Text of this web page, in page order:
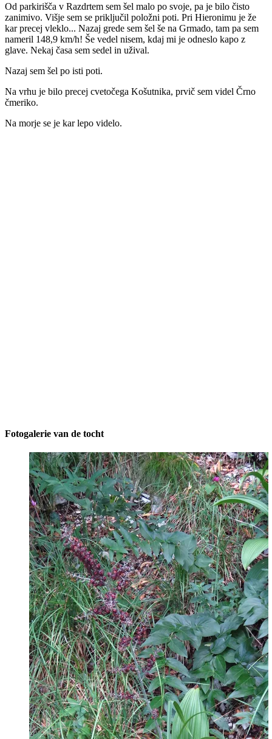
Od parkirišča v Razdrtem sem šel malo po svoje, pa je bilo čisto
zanimivo. Višje sem se priključil položni poti. Pri Hieronimu je že
kar precej vleklo... Nazaj grede sem šel še na Grmado, tam pa sem
nameril 148,9 km/h! Še vedel nisem, kdaj mi je odneslo kapo z
glave. Nekaj časa sem sedel in užival.
Nazaj sem šel po isti poti.
Na vrhu je bilo precej cvetočega Košutnika, prvič sem videl Črno
čmeriko.
Na morje se je kar lepo videlo.
Fotogalerie van de tocht